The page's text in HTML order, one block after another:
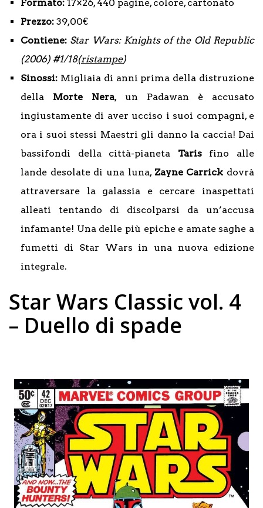
Formato: 17×26, 440 pagine, colore, cartonato
Prezzo: 39,00€
Contiene: Star Wars: Knights of the Old Republic
(2006) #1/18(ristampe)
Sinossi: Migliaia di anni prima della distruzione
della Morte Nera, un Padawan è accusato
ingiustamente di aver ucciso i suoi compagni, e
ora i suoi stessi Maestri gli danno la caccia! Dai
bassifondi della città-pianeta Tarisfino alle
lande desolate di una luna, Zayne Carrick dovrà
attraversare la galassia e cercare inaspettati
alleati tentando di discolparsi da un’accusa
infamante! Una delle più epiche e amate saghe a
fumetti di Star Wars in una nuova edizione
integrale.
Star Wars Classic vol. 4
– Duello di spade